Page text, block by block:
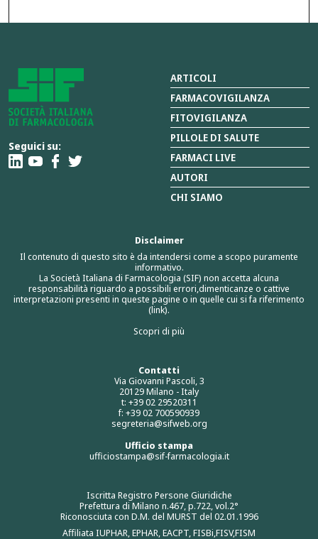
Seguici su:
Contatti
Via Giovanni Pascoli, 3
20129 Milano - Italy
t: +39 02 29520311
f: +39 02 700590939
segreteria@sifweb.org
Ufficio stampa
ufficiostampa@sif-farmacologia.it
Iscritta Registro Persone Giuridiche
Prefettura di Milano n.467, p.722, vol.2°
Riconosciuta con D.M. del MURST del 02.01.1996
Affiliata IUPHAR, EPHAR, EACPT, FISBi,FISV,FISM
Disclaimer
Il contenuto di questo sito è da intendersi come a scopo puramente
informativo.
La Società Italiana di Farmacologia (SIF) non accetta alcuna
responsabilità riguardo a possibili errori,dimenticanze o cattive
interpretazioni presenti in queste pagine o in quelle cui si fa riferimento
(link).
Scopri di più
ARTICOLI
FARMACOVIGILANZA
FITOVIGILANZA
PILLOLE DI SALUTE
FARMACI LIVE
AUTORI
CHI SIAMO